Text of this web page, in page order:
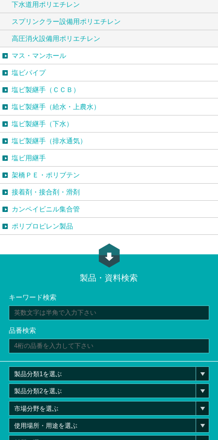
下水道用ポリエチレン
スプリンクラー設備用ポリエチレン
高圧消火設備用ポリエチレン
マス・マンホール
塩ビパイプ
塩ビ製継手（ＣＣＢ）
塩ビ製継手（給水・上農水）
塩ビ製継手（下水）
塩ビ製継手（排水通気）
塩ビ用継手
架橋ＰＥ・ポリブテン
接着剤・接合剤・滑剤
カンペイビニル集合管
ポリプロピレン製品
製品・資料検索
キーワード検索
品番検索